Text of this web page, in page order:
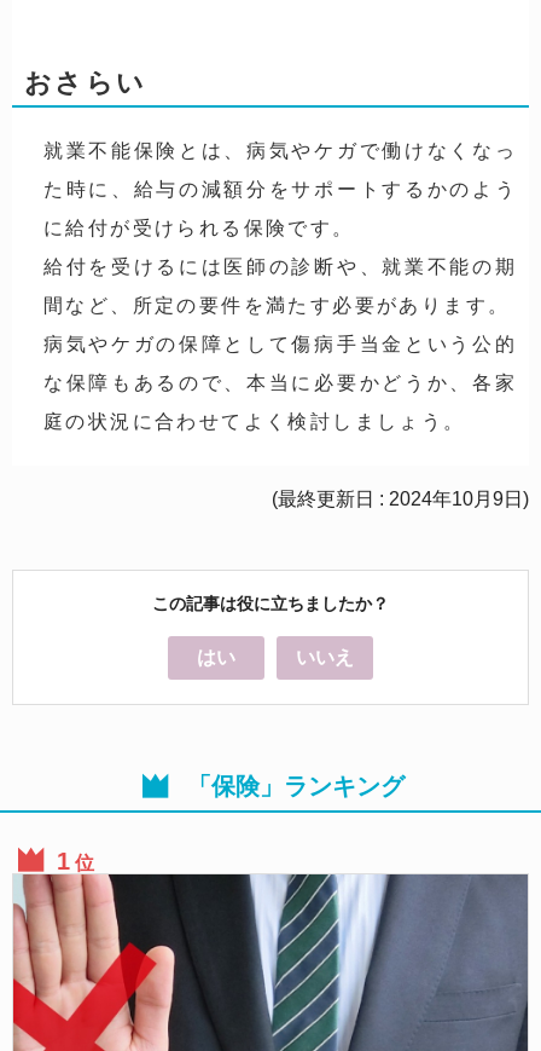
おさらい
就業不能保険とは、病気やケガで働けなくなっ
た時に、給与の減額分をサポートするかのよう
に給付が受けられる保険です。
給付を受けるには医師の診断や、就業不能の期
間など、所定の要件を満たす必要があります。
病気やケガの保障として傷病手当金という公的
な保障もあるので、本当に必要かどうか、各家
庭の状況に合わせてよく検討しましょう。
(最終更新日 : 2024年10月9日)
この記事は役に立ちましたか？
はい いいえ
「保険」ランキング
位